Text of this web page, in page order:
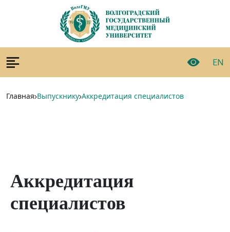
EN
Главная Выпускнику Аккредитация специалистов
Аккредитация
специалистов